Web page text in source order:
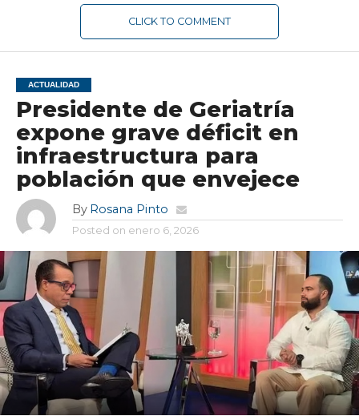
CLICK TO COMMENT
ACTUALIDAD
Presidente de Geriatría
expone grave déficit en
infraestructura para
población que envejece
By Rosana Pinto
Posted on enero 6, 2026